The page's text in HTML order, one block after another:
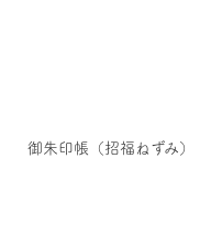
御朱印帳（招福ねずみ）